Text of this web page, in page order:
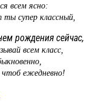
всем ясно:
супер классный,
рождения сейчас,
всем класс,
ежедневно!